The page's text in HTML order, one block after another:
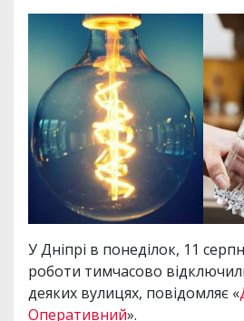
У Дніпрі в понеділок, 11
роботи тимчасово
деяких вулицях, повідомляє «
Оперативний».